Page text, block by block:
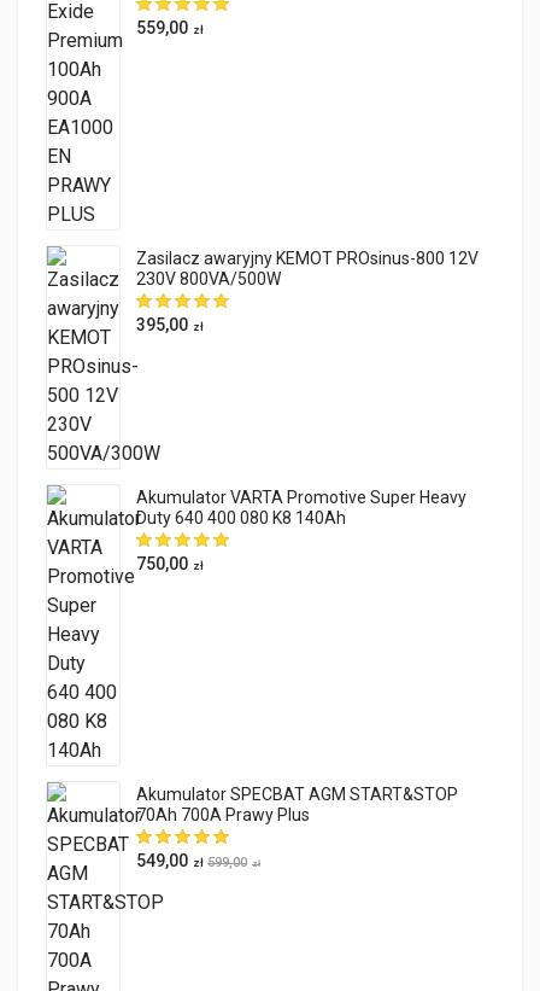
559,00 zł
Zasilacz awaryjny KEMOT PROsinus-800 12V
230V 800VA/500W
395,00 zł
Akumulator VARTA Promotive Super Heavy
Duty 640 400 080 K8 140Ah
750,00 zł
Akumulator SPECBAT AGM START&STOP
70Ah 700A Prawy Plus
549,00 zł 599,00 zł